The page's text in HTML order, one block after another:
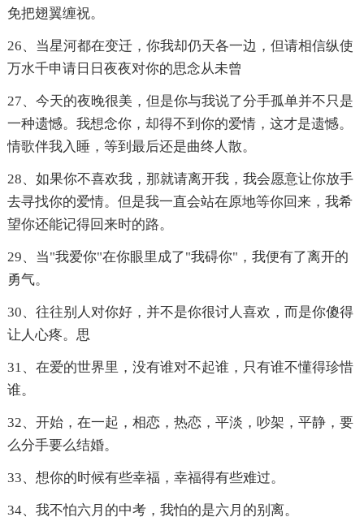
免把翅翼缠祝。
26、当星河都在变迁，你我却仍天各一边，但请相信纵使
万水千申请日日夜夜对你的思念从未曾
27、今天的夜晚很美，但是你与我说了分手孤单并不只是
一种遗憾。我想念你，却得不到你的爱情，这才是遗憾。
情歌伴我入睡，等到最后还是曲终人散。
28、如果你不喜欢我，那就请离开我，我会愿意让你放手
去寻找你的爱情。但是我一直会站在原地等你回来，我希
望你还能记得回来时的路。
29、当"我爱你"在你眼里成了"我碍你"，我便有了离开的
勇气。
30、往往别人对你好，并不是你很讨人喜欢，而是你傻得
让人心疼。思
31、在爱的世界里，没有谁对不起谁，只有谁不懂得珍惜
谁。
32、开始，在一起，相恋，热恋，平淡，吵架，平静，要
么分手要么结婚。
33、想你的时候有些幸福，幸福得有些难过。
34、我不怕六月的中考，我怕的是六月的别离。